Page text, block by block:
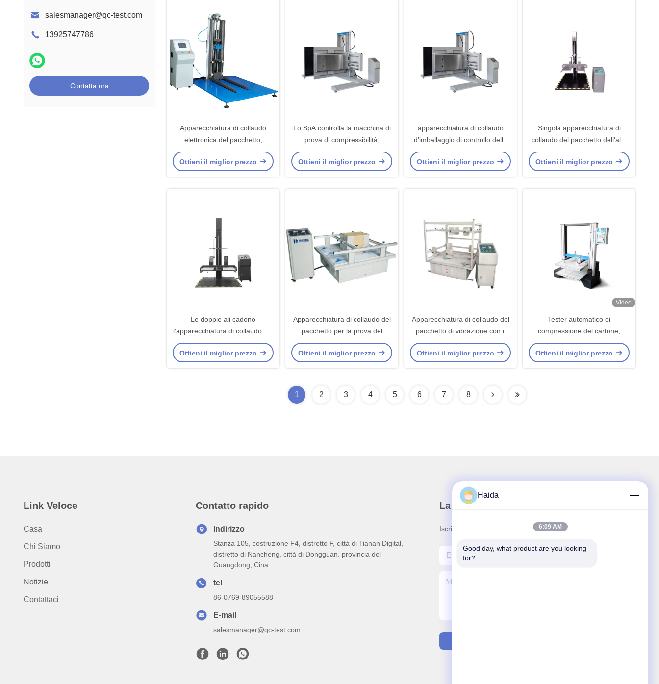
salesmanager@qc-test.com
13925747786
Contatta ora
Apparecchiatura di collaudo
elettronica del pacchetto,
attrezzatura di prova di urto di
goccia
Ottieni il miglior prezzo
Lo SpA controlla la macchina di
prova di compressibilità,
apparecchiatura di collaudo del
pacchetto di ASTM D6055
Ottieni il miglior prezzo
apparecchiatura di collaudo
d'imballaggio di controllo dello
SpA 500kg, pacchetto di ASTM
D6055 che preme la macchina
Ottieni il miglior prezzo
Singola apparecchiatura di
collaudo del pacchetto dell'ala,
attrezzatura di prova di caduta
del laboratorio di Digital
Ottieni il miglior prezzo
Le doppie ali cadono
l'apparecchiatura di collaudo del
pacchetto con l'indicatore di
altezza di Digital
Ottieni il miglior prezzo
Apparecchiatura di collaudo del
pacchetto per la prova del
trasporto di simulazione di
vibrazione
Ottieni il miglior prezzo
Apparecchiatura di collaudo del
pacchetto di vibrazione con il
trasporto di simulazione
Ottieni il miglior prezzo
Video
Tester automatico di
compressione del cartone,
apparecchiatura di collaudo del
pacchetto del computer
Ottieni il miglior prezzo
1 2 3 4 5 6 7 8
Link Veloce
Casa
Chi Siamo
Prodotti
Notizie
Contattaci
Contatto rapido
Indirizzo
Stanza 105, costruzione F4, distretto F, città di Tianan Digital,
distretto di Nancheng, città di Dongguan, provincia del
Guangdong, Cina
tel
86-0769-89055588
E-mail
salesmanager@qc-test.com
La nostra newsletter
Iscriviti alla nostra newsletter per sconti e altro.
Haida
6:09 AM
Good day, what product are you looking
for?